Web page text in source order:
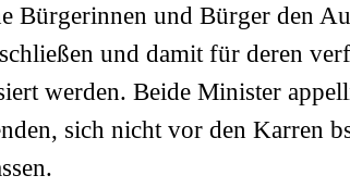
Bürgerinnen und Bürger den
und damit für deren
werden. Beide Minister
sich nicht vor den Karren